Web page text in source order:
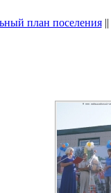
план поселения||